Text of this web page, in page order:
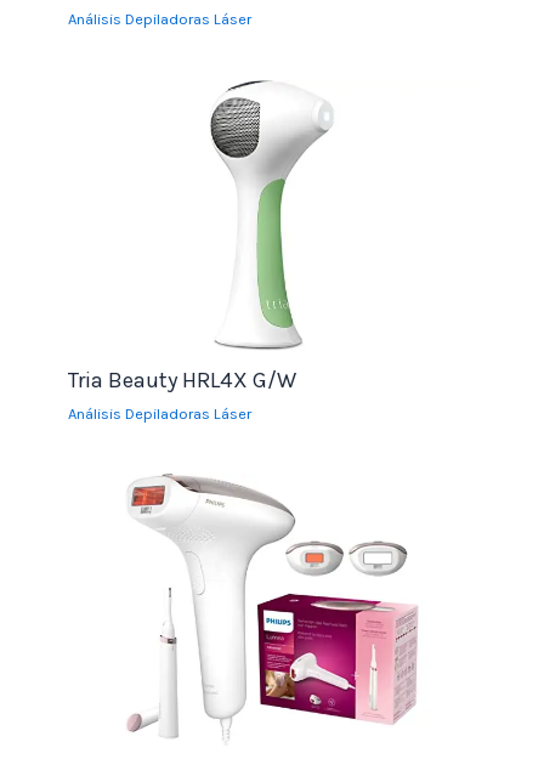
Análisis Depiladoras Láser
Tria Beauty HRL4X G/W
Análisis Depiladoras Láser